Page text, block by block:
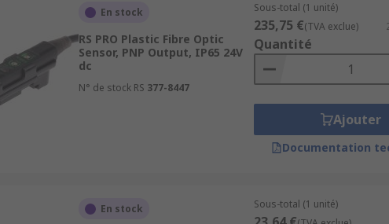
to offer and order today for next day delivery.
En stock
RS PRO Plastic Fibre Optic
Sensor, PNP Output, IP65 24V
dc
N° de stock RS 377-8447
Sous-total (1 unité)
235,75 €(TVA exclue)
Quantité
Ajouter
Documentation
En stock Sous-total (1 unité)